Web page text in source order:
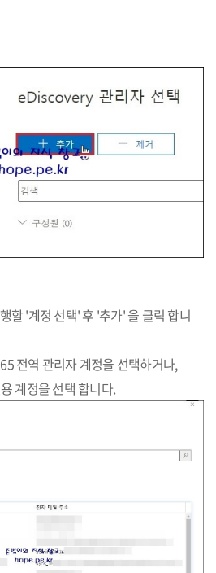
할 '계정 선택' 후 '추가' 을 클릭 합니
전역 관리자 계정을 선택하거나,
계정을 선택 합니다.